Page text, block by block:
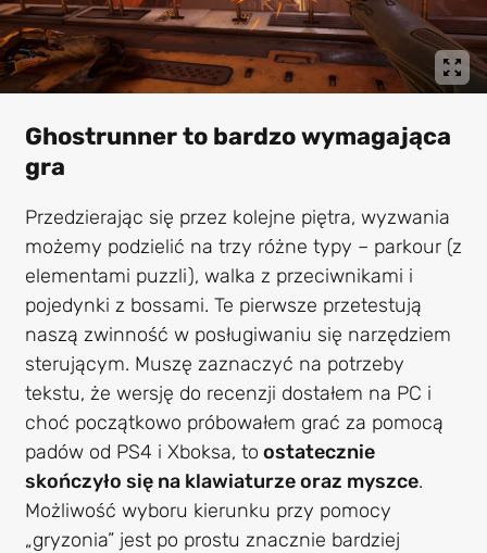
Ghostrunner to bardzo wymagająca
gra
Przedzierając się przez kolejne piętra, wyzwania
możemy podzielić na trzy różne typy – parkour (z
elementami puzzli), walka z przeciwnikami i
pojedynki z bossami. Te pierwsze przetestują
naszą zwinność w posługiwaniu się narzędziem
sterującym. Muszę zaznaczyć na potrzeby
tekstu, że wersję do recenzji dostałem na PC i
choć początkowo próbowałem grać za pomocą
padów od PS4 i Xboksa, to ostatecznie
skończyło się na klawiaturze oraz myszce.
Możliwość wyboru kierunku przy pomocy
„gryzonia” jest po prostu znacznie bardziej